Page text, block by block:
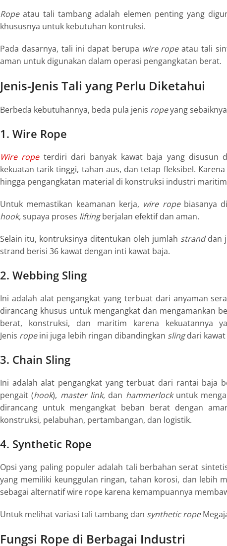
Rope atau tali tambang adalah elemen penting yang
khususnya untuk kebutuhan kontruksi.
Pada dasarnya, tali ini dapat berupa wire ropeatau tali
aman untuk digunakan dalam operasi pengangkatan berat.
Jenis-Jenis Tali yang Perlu Diketahui
Berbeda kebutuhannya, beda pula jenis ropeyang
1. Wire Rope
Wire rope terdiri dari banyak kawat baja yang disusun
kekuatan tarik tinggi, tahan aus, dan tetap fleksibel.
hingga pengangkatan material di konstruksi industri
Untuk memastikan keamanan kerja, wire ropebiasanya
hook,supaya proses liftingberjalan efektif dan aman.
Selain itu, kontruksinya ditentukan oleh jumlah stranddan
strand berisi 36 kawat dengan inti kawat baja.
2. Webbing Sling
Ini adalah alat pengangkat yang terbuat dari anyaman
dirancang khusus untuk mengangkat dan mengamankan
berat, konstruksi, dan maritim karena kekuatannya
Jenis ropeini juga lebih ringan dibandingkan slingdari kawat
3. Chain Sling
Ini adalah alat pengangkat yang terbuat dari rantai baja
pengait (hook), master link, dan hammerlockuntuk
dirancang untuk mengangkat beban berat dengan
konstruksi, pelabuhan, pertambangan, dan logistik.
4. Synthetic Rope
Opsi yang paling populer adalah tali berbahan serat
yang memiliki keunggulan ringan, tahan korosi, dan lebih
sebagai alternatif wire rope karena kemampuannya
Untuk melihat variasi tali tambang dan synthetic rope
Fungsi Rope di Berbagai Industri